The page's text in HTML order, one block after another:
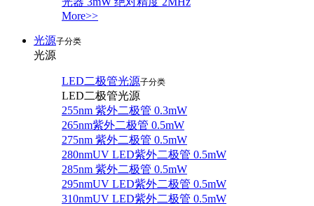
More>>
光源子分类
光源
LED二极管光源子分类
LED二极管光源
255nm 紫外二极管 0.3mW
265nm紫外二极管 0.5mW
275nm 紫外二极管 0.5mW
280nmUV LED紫外二极管 0.5mW
285nm 紫外二极管 0.5mW
295nmUV LED紫外二极管 0.5mW
310nmUV LED紫外二极管 0.5mW